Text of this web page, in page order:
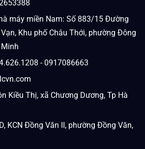
máy miền Nam: Số 883/15 Đường
Khu phố Châu Thới, phường Đông
Minh
- 0917086663
Kiều Thị, xã Chương Dương, Tp Hà
KCN Đồng Văn II, phường Đồng Văn,